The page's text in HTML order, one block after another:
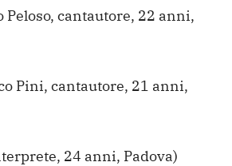
Peloso, cantautore, 22 anni,
Pini, cantautore, 21 anni,
24 anni, Padova)